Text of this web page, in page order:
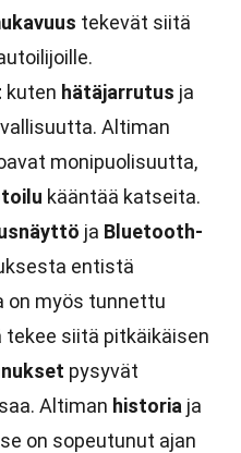
tekevät siitä
kuten hätäjarrutus ja
Altiman
monipuolisuutta,
kääntää katseita.
ja Bluetooth-
entistä
on myös tunnettu
tekee siitä pitkäikäisen
pysyvät
Altiman historia ja
on sopeutunut ajan